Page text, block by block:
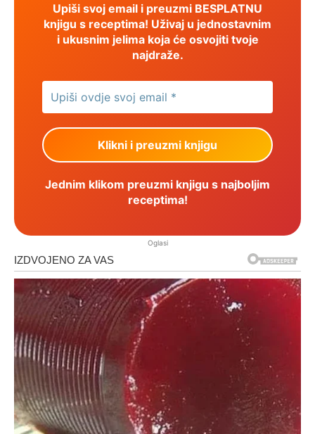
Upiši svoj email i preuzmi BESPLATNU
knjigu s receptima! Uživaj u jednostavnim
i ukusnim jelima koja će osvojiti tvoje
najdraže.
Jednim klikom preuzmi knjigu s najboljim
receptima!
Oglasi